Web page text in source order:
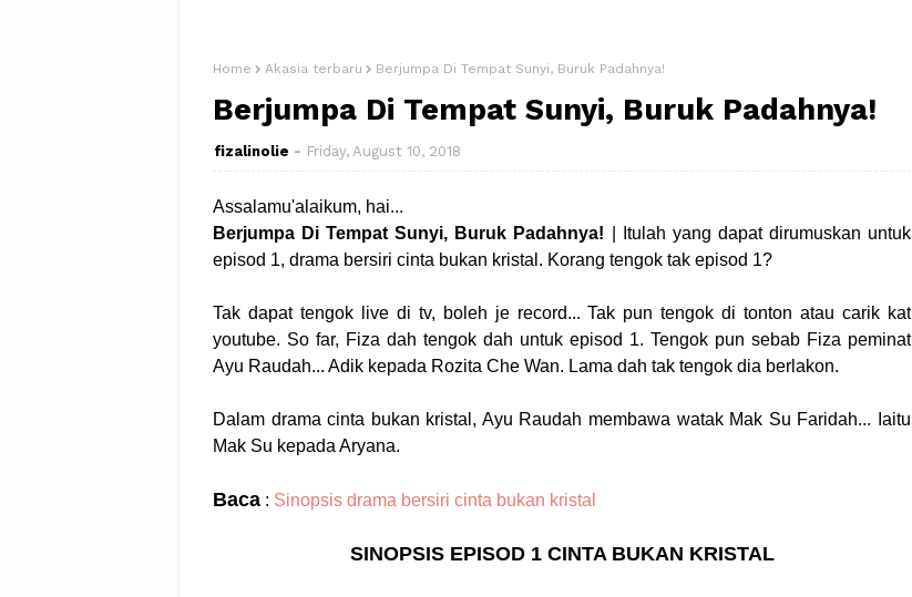
Home Akasia terbaru Berjumpa Di Tempat Sunyi, Buruk Padahnya!
Berjumpa Di Tempat Sunyi, Buruk Padahnya!
fizalinolie Friday, August 10, 2018
Assalamu'alaikum, hai...
Berjumpa Di Tempat Sunyi, Buruk Padahnya! | Itulah yang dapat dirumuskan untuk
episod 1, drama bersiri cinta bukan kristal. Korang tengok tak episod 1?
Tak dapat tengok live di tv, boleh je record... Tak pun tengok di tonton atau carik kat
youtube. So far, Fiza dah tengok dah untuk episod 1. Tengok pun sebab Fiza peminat
Ayu Raudah... Adik kepada Rozita Che Wan. Lama dah tak tengok dia berlakon.
Dalam drama cinta bukan kristal, Ayu Raudah membawa watak Mak Su Faridah... Iaitu
Mak Su kepada Aryana.
Baca : Sinopsis drama bersiri cinta bukan kristal
SINOPSIS EPISOD 1 CINTA BUKAN KRISTAL